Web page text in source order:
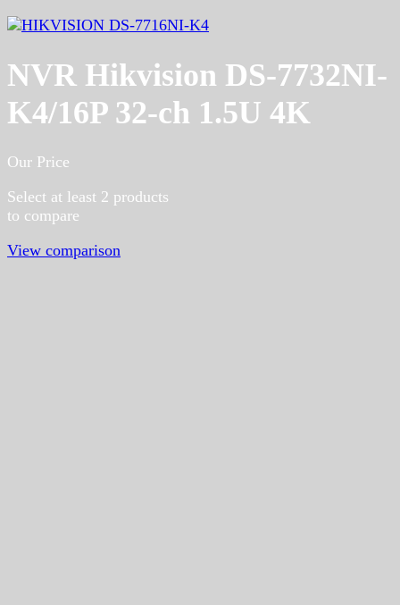
NVR Hikvision DS-7732NI-
K4/16P 32-ch 1.5U 4K
Our Price
Select at least 2 products
to compare
View comparison